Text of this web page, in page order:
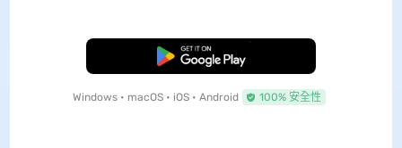
免費下載
Windows • macOS • iOS • Android 100% 安全性